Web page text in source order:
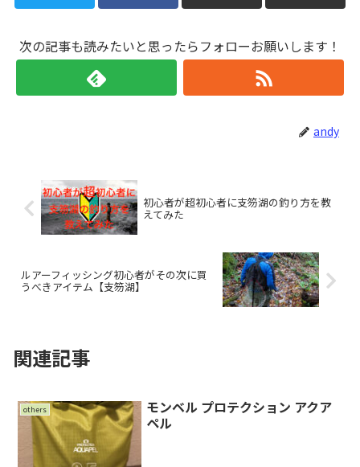
次の記事も読みたいと思ったらフォローお願いします！
andy
初心者が超初心者に支笏湖の釣り方を教
えてみた
ルアーフィッシング初心者がその次に買
うべきアイテム【支笏湖】
関連記事
others
モンベル プロテクション アクア
ペル